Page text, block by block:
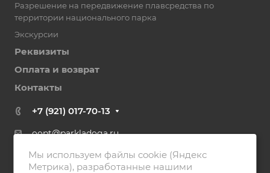
Разрешение на передвижение плавсредства по
территории национального парка
Экскурсии
Реквизиты
Оплата и возврат
Контакты
+7 (921) 017-70-13
oopt@parkladoga.ru
186790, Республика Карелия, г. Сортавала, ул.
Вяйнемяйнена, дом 6.
Мы используем файлы cookie (Яндекс
Метрика), разработанные нашими